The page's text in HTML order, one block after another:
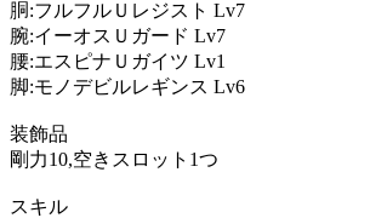
胴:フルフルＵレジスト Lv7
腕:イーオスＵガード Lv7
腰:エスピナＵガイツ Lv1
脚:モノデビルレギンス Lv6
装飾品
剛力10,空きスロット1つ
スキル